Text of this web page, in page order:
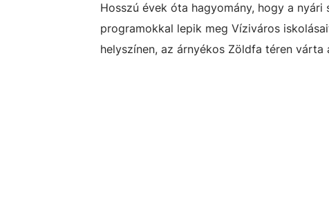
Hosszú évek óta hagyomány, hogy a
programokkal lepik meg Víziváros
helyszínen, az árnyékos Zöldfa téren